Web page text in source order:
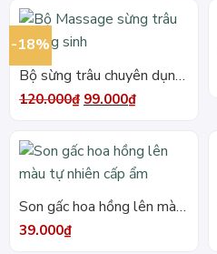
-18%
Bộ sừng trâu chuyên dụng
massage dưỡng sinh
120.000₫ Giá
gốc
99.000₫Giá
99.000₫.
Son gấc hoa hồng lên màu
tự nhiên cấp ẩm
39.000₫